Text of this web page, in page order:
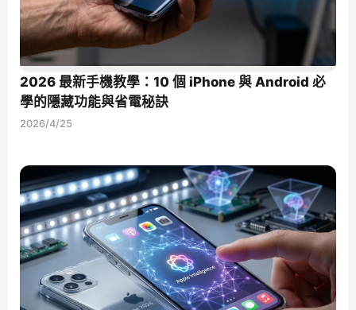
2026 最新手機教學：10 個 iPhone 與 Android 必
學的隱藏功能與省電秘訣
2026/4/25